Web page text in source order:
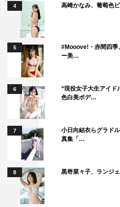
4 高崎かなみ、葡萄色
5
#Mooove!・赤間四季
ー美…
6
“現役女子大生アイド
色白美ボデ…
7
小日向結衣らグラド
真集「…
8 黒嵜菜々子、ランジ